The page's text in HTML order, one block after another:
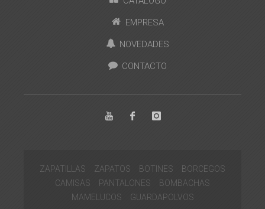
EMPRESA
NOVEDADES
CONTACTO
ZAPATILLAS ZAPATOS BOTINES
BORCEGOS
CAMISAS
PANTALONES
BOMBACHAS
MAMELUCOS
GUARDAPOLVOS